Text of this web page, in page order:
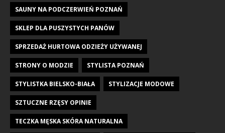
SAUNY NA PODCZERWIEŃ POZNAŃ
SKLEP DLA PUSZYSTYCH PANÓW
SPRZEDAŻ HURTOWA ODZIEŻY UŻYWANEJ
STRONY O MODZIE STYLISTA POZNAŃ
STYLISTKA BIELSKO-BIAŁA STYLIZACJE MODOWE
SZTUCZNE RZĘSY OPINIE
TECZKA MĘSKA SKÓRA NATURALNA